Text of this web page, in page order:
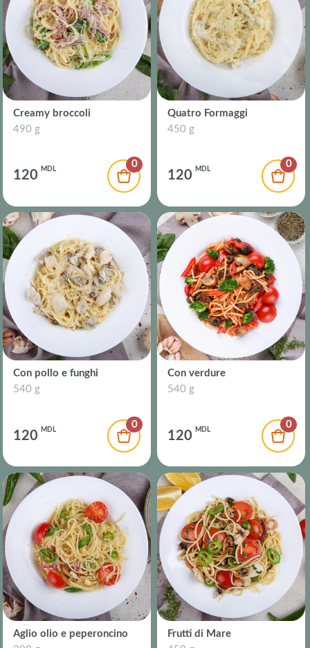
Creamy broccoli
490 g
120 MDL 0
Quatro Formaggi
450 g
120 MDL 0
Con pollo e funghi
540 g
120 MDL 0
Con verdure
540 g
120 MDL 0
Aglio olio e peperoncino
Frutti di Mare